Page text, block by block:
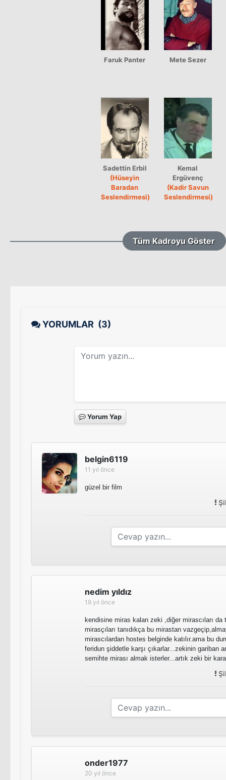
Faruk Panter Mete Sezer
Sadettin Erbil
(Hüseyin
Baradan
Seslendirmesi)
Kemal
Ergüvenç
(Kadir Savun
Seslendirmesi)
Tüm Kadroyu Göster
YORUMLAR (3)
Yorum Yap
belgin6119
11 yıl önce
güzel bir film
nedim yıldız
19 yıl önce
kendisine miras kalan zeki ,diğer mirascıları da
mirasçıları tanıdıkça bu mirastan
mirascılardan hostes belginde katılır.ama bu
feridun şiddetle karşı çıkarlar...zekinin gariban
semihte mirası almak isterler...artık zeki bir
onder1977
20 yıl önce